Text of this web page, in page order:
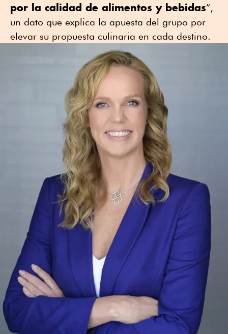
por la calidad de alimentos y bebidas”,
un dato que explica la apuesta del grupo por
elevar su propuesta culinaria en cada destino.